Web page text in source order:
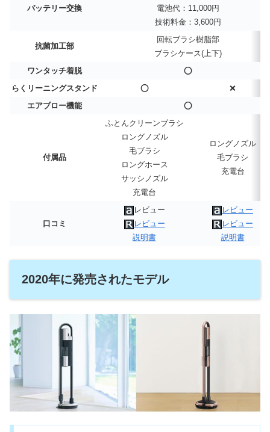
バッテリー交換
電池代：11,000円
技術料金：3,600円
抗菌加工部
回転ブラシ樹脂部
ブラシケース(上下)
ワンタッチ着脱
⭕
らくリーニングスタンド
⭕
❌
エアブロー機能
⭕
付属品
ふとんクリーンブラシ
ロングノズル
毛ブラシ
ロングホース
サッシノズル
充電台
ロングノズル
毛ブラシ
充電台
口コミ
レビュー
レビュー
説明書
レビュー
レビュー
説明書
2020年に発売されたモデル